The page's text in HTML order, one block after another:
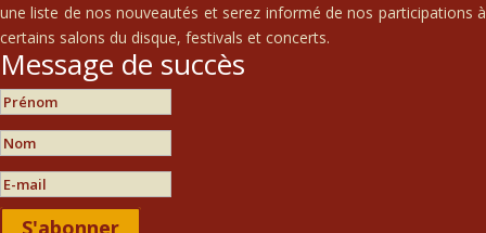
une liste de nos nouveautés et serez informé de nos participations à
certains salons du disque, festivals et concerts.
Message de succès